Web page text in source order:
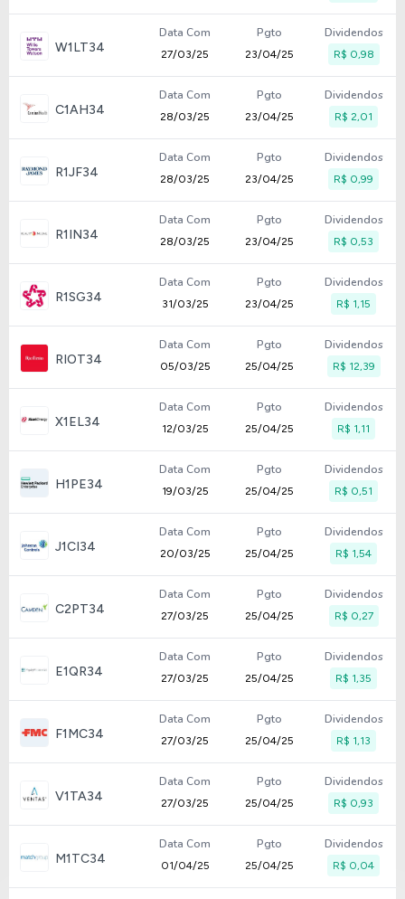
W1LT34
Data Com
27/03/25
Pgto
23/04/25
Dividendos
R$ 0,98
C1AH34
Data Com
28/03/25
Pgto
23/04/25
Dividendos
R$ 2,01
R1JF34
Data Com
28/03/25
Pgto
23/04/25
Dividendos
R$ 0,99
R1IN34
Data Com
28/03/25
Pgto
23/04/25
Dividendos
R$ 0,53
R1SG34
Data Com
31/03/25
Pgto
23/04/25
Dividendos
R$ 1,15
RIOT34
Data Com
05/03/25
Pgto
25/04/25
Dividendos
R$ 12,39
X1EL34
Data Com
12/03/25
Pgto
25/04/25
Dividendos
R$ 1,11
H1PE34
Data Com
19/03/25
Pgto
25/04/25
Dividendos
R$ 0,51
J1CI34
Data Com
20/03/25
Pgto
25/04/25
Dividendos
R$ 1,54
C2PT34
Data Com
27/03/25
Pgto
25/04/25
Dividendos
R$ 0,27
E1QR34
Data Com
27/03/25
Pgto
25/04/25
Dividendos
R$ 1,35
F1MC34
Data Com
27/03/25
Pgto
25/04/25
Dividendos
R$ 1,13
V1TA34
Data Com
27/03/25
Pgto
25/04/25
Dividendos
R$ 0,93
M1TC34
Data Com
01/04/25
Pgto
25/04/25
Dividendos
R$ 0,04